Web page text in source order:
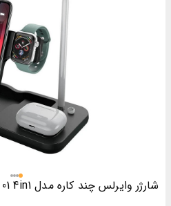
شارژر وایرلس چند کاره مدل ow 01 4in1